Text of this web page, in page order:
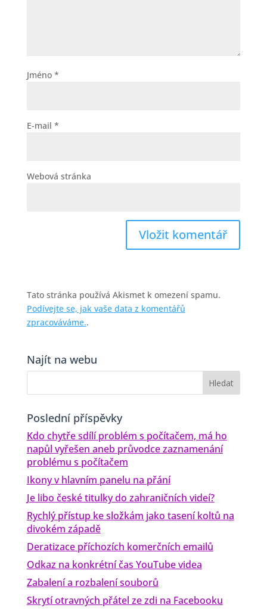
Jméno *
E-mail *
Webová stránka
Tato stránka používá Akismet k omezení spamu.
Podívejte se, jak vaše data z komentářů
zpracováváme..
Najít na webu
Poslední příspěvky
Kdo chytře sdílí problém s počítačem, má ho
napůl vyřešen aneb průvodce zaznamenání
problému s počítačem
Ikony v hlavním panelu na přání
Je libo české titulky do zahraničních videí?
Rychlý přístup ke složkám jako tasení koltů na
divokém západě
Deratizace příchozích komerčních emailů
Odkaz na konkrétní čas YouTube videa
Zabalení a rozbalení souborů
Skrytí otravných přátel ze zdi na Facebooku